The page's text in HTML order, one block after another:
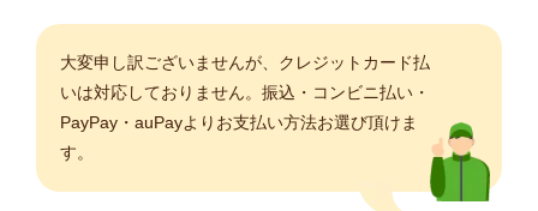
大変申し訳ございませんが、クレジットカード払
いは対応しておりません。振込・コンビニ払い・
PayPay・auPayよりお支払い方法お選び頂けま
す。